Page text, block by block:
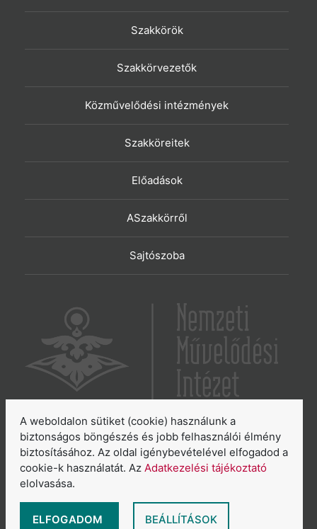
Szakkörök
Szakkörvezetők
Közművelődési intézmények
Szakköreitek
Előadások
ASzakkörről
Sajtószoba
6065 Lakitelek, Szentkirályi út 2.
E-mail:aszakkor@nmi.hu
E-mail: titkarsag@nmi.hu
Adatkezelési tájékoztató
A weboldalon sütiket (cookie) használunk a
biztonságos böngészés és jobb felhasználói élmény
biztosításához. Az oldal igénybevételével elfogadod a
cookie-k használatát. Az Adatkezelési tájékoztató
elolvasása.
ELFOGADOM BEÁLLÍTÁSOK